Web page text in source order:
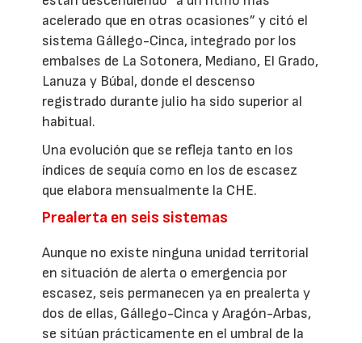
acelerado que en otras ocasiones” y citó el
sistema Gállego-Cinca, integrado por los
embalses de La Sotonera, Mediano, El Grado,
Lanuza y Búbal, donde el descenso
registrado durante julio ha sido superior al
habitual.
Una evolución que se refleja tanto en los
índices de sequía como en los de escasez
que elabora mensualmente la CHE.
Prealerta en seis sistemas
Aunque no existe ninguna unidad territorial
en situación de alerta o emergencia por
escasez, seis permanecen ya en prealerta y
dos de ellas, Gállego-Cinca y Aragón-Arbas,
se sitúan prácticamente en el umbral de la